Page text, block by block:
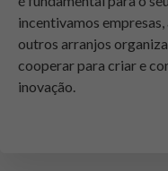
incentivamos
outros arranjos
cooperar para criar e
inovação.